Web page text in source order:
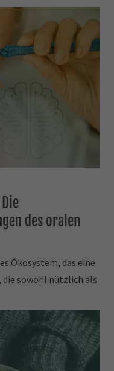
des oralen
Ökosystem, das eine
sowohl nützlich als